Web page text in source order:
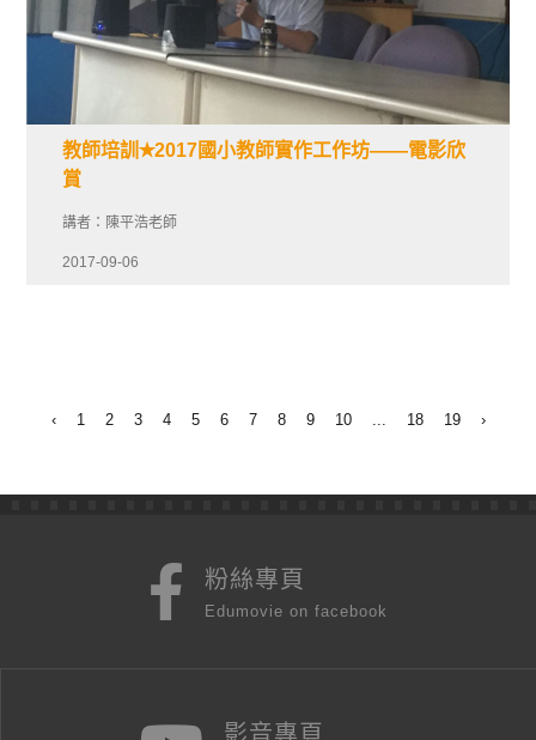
教師培訓✭2017國小教師實作工作坊——電影欣
賞
講者：陳平浩老師
2017-09-06
‹ 1 2 3 4 5 6 7 8 9 10 ... 18 19 ›
粉絲專頁
Edumovie on facebook
影音專頁